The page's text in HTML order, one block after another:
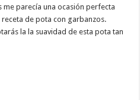
me parecía una ocasión perfecta
de pota con garbanzos.
la la suavidad de esta pota tan